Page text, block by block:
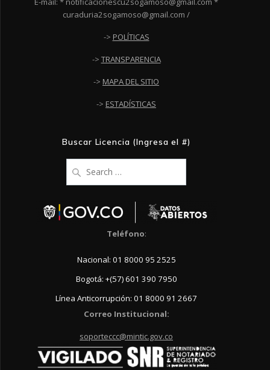
curaduria2sogamoso@gmail.com /
-> POLÍTICAS
-> TRANSPARENCIA
-> MAPA DEL SITIO
-> ESTADÍSTICAS
Buscar Licencia (Ingresa el #)
for:
Teléfono:
Nacional: 01 8000 95 2525
Bogotá: +(57) 601 390 7950
Línea Anticorrupción: 01 8000 91 2667
Correo Institucional:
soporteccc@mintic.gov.co